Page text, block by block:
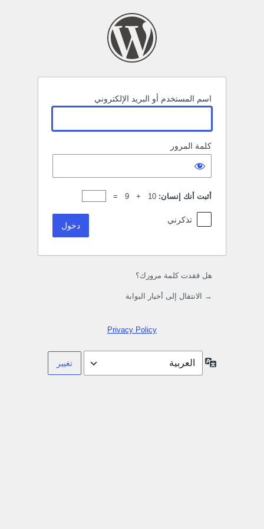
اسم المستخدم أو البريد الإلكتروني
كلمة المرور
أثبت أنك إنسان: 10 + 9 =
تذكرني
هل فقدت كلمة مرورك؟
→ الانتقال إلى أخبار البوابة
Privacy Policy
اللغة